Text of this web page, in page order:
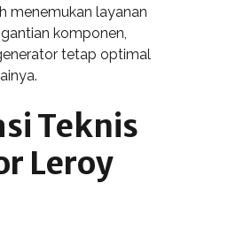
menemukan layanan
komponen,
tetap optimal
Teknis
Leroy